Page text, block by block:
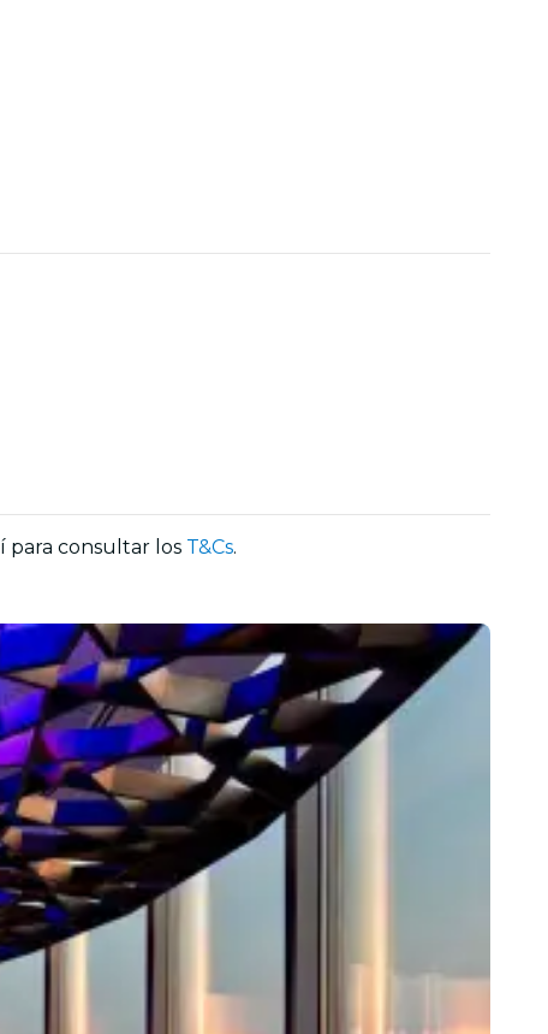
para consultar los T&Cs.